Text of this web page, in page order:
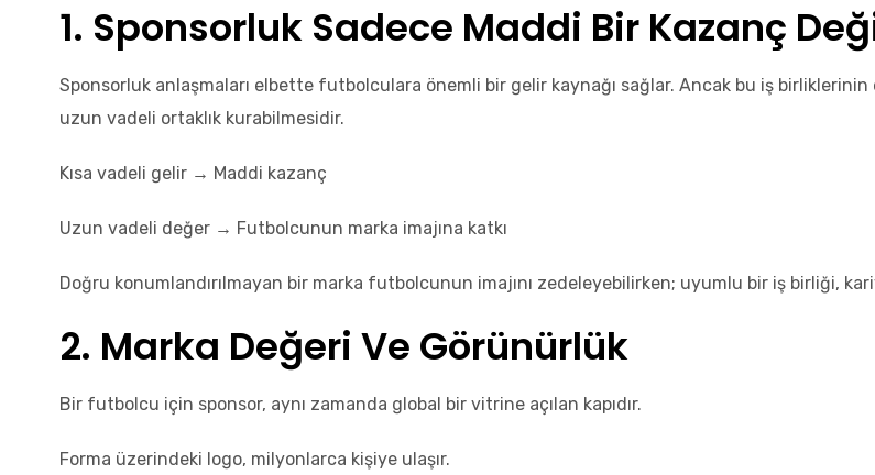
1. Sponsorluk Sadece Maddi Bir Kazanç
Sponsorluk anlaşmaları elbette futbolculara önemli bir gelir kaynağı sağlar. Ancak bu iş
uzun vadeli ortaklık kurabilmesidir.
Kısa vadeli gelir → Maddi kazanç
Uzun vadeli değer → Futbolcunun marka imajına katkı
Doğru konumlandırılmayan bir marka futbolcunun imajını zedeleyebilirken; uyumlu bir iş birliği,
2. Marka Değeri Ve Görünürlük
Bir futbolcu için sponsor, aynı zamanda global bir vitrine açılan kapıdır.
Forma üzerindeki logo, milyonlarca kişiye ulaşır.